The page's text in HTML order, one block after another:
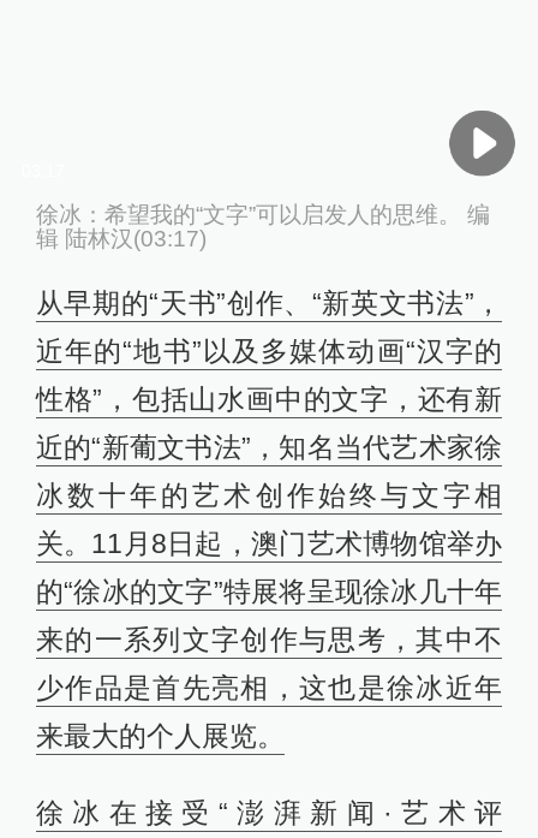
徐冰：希望我的“文字”可以启发人的思维。 编
辑 陆林汉(03:17)
从早期的“天书”创作、“新英文书法”，
近年的“地书”以及多媒体动画“汉字的
性格”，包括山水画中的文字，还有新
近的“新葡文书法”，知名当代艺术家徐
冰数十年的艺术创作始终与文字相
关。11月8日起，澳门艺术博物馆举办
的“徐冰的文字”特展将呈现徐冰几十年
来的一系列文字创作与思考，其中不
少作品是首先亮相，这也是徐冰近年
来最大的个人展览。
徐冰在接受“澎湃新闻·艺术评